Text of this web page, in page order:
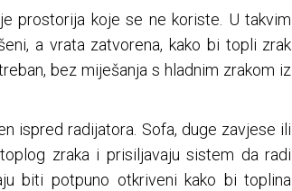
prostorija koje se ne koriste. U takvim
a vrata zatvorena, kako bi topli zrak
bez miješanja s hladnim zrakom iz
ispred radijatora. Sofa, duge zavjese ili
zraka i prisiljavaju sistem da radi
biti potpuno otkriveni kako bi toplina